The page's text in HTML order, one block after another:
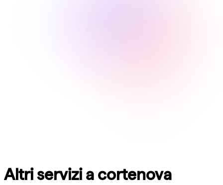
Altri servizi a cortenova